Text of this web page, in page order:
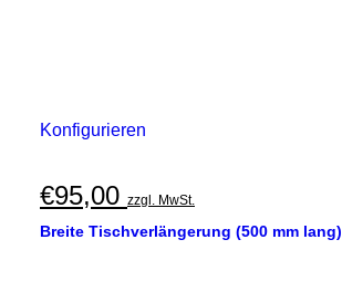
Konfigurieren
€95,00 zzgl. MwSt.
Breite Tischverlängerung (500 mm lang)